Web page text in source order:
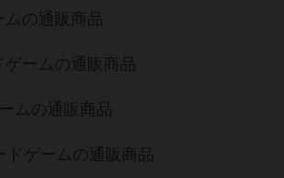
ムの通販商品
ームの通販商品
ムの通販商品
ドゲームの通販商品